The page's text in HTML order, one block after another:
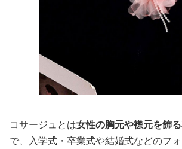
コサージュとは女性の胸元や襟元を飾
で、入学式・卒業式や結婚式などのフ